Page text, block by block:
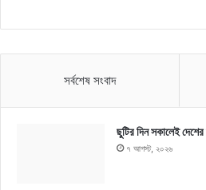
সর্বশেষ সংবাদ
ছুটির দিন সকালেই
৭ আগস্ট, ২০২৬